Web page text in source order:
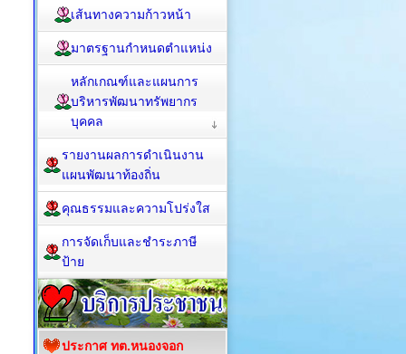
เส้นทางความก้าวหน้า
มาตรฐานกำหนดตำแหน่ง
หลักเกณฑ์และแผนการ
บริหารพัฒนาทรัพยากร
บุคคล
รายงานผลการดำเนินงาน
แผนพัฒนาท้องถิ่น
คุณธรรมและความโปร่งใส
การจัดเก็บและชำระภาษี
ป้าย
ประกาศ ทต.หนองจอก